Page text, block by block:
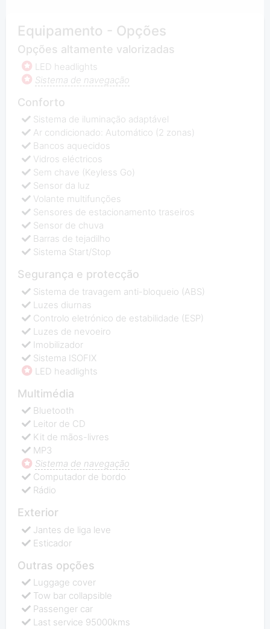
Equipamento - Opções
Opções altamente valorizadas
LED headlights
Sistema de navegação
Conforto
Sistema de iluminação adaptável
Ar condicionado: Automático (2 zonas)
Bancos aquecidos
Vidros eléctricos
Sem chave (Keyless Go)
Sensor da luz
Volante multifunções
Sensores de estacionamento traseiros
Sensor de chuva
Barras de tejadilho
Sistema Start/Stop
Segurança e protecção
Sistema de travagem anti-bloqueio (ABS)
Luzes diurnas
Controlo eletrónico de estabilidade (ESP)
Luzes de nevoeiro
Imobilizador
Sistema ISOFIX
LED headlights
Multimédia
Bluetooth
Leitor de CD
Kit de mãos-livres
MP3
Sistema de navegação
Computador de bordo
Rádio
Exterior
Jantes de liga leve
Esticador
Outras opções
Luggage cover
Tow bar collapsible
Passenger car
Last service 95000kms